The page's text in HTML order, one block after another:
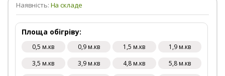
Наявність: На складе
Площа обігріву:
0,5 м.кв 0,9 м.кв 1,5 м.кв
1,9 м.кв
3,5 м.кв
3,9 м.кв 4,8 м.кв
5,8 м.кв